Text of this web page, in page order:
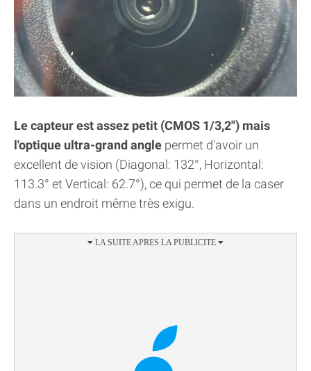
Le capteur est assez petit (CMOS 1/3,2") mais
l'optique ultra-grand angle permet d'avoir un
excellent de vision (Diagonal: 132°, Horizontal:
113.3° et Vertical: 62.7°), ce qui permet de la caser
dans un endroit même très exigu.